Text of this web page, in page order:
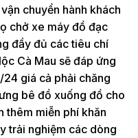
chuyển hành khách
chở xe máy đồ đạc
đầy đủ các tiêu chí
Cà Mau sẽ đáp ứng
giá cả phải chăng
bê đồ xuống đồ cho
thêm miễn phí khăn
trải nghiệm các dòng